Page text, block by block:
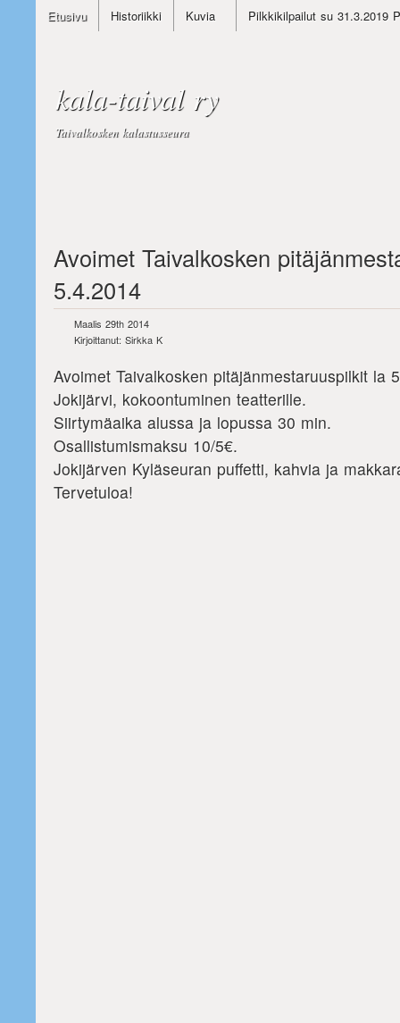
Etusivu Historiikki Kuvia Pilkkikilpailut su 31.3.2019
kala-taival ry
Taivalkosken kalastusseura
Avoimet Taivalkosken
5.4.2014
Maalis 29th 2014
Kirjoittanut: Sirkka K
Avoimet Taivalkosken pitäjänmestaruuspilkit la
Jokijärvi, kokoontuminen teatterille.
Siirtymäaika alussa ja lopussa 30 min.
Osallistumismaksu 10/5€.
Jokijärven Kyläseuran puffetti, kahvia ja
Tervetuloa!